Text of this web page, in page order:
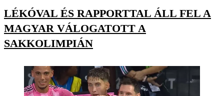
LÉKÓVAL ÉS RAPPORTTAL ÁLL FEL A
MAGYAR VÁLOGATOTT A
SAKKOLIMPIÁN